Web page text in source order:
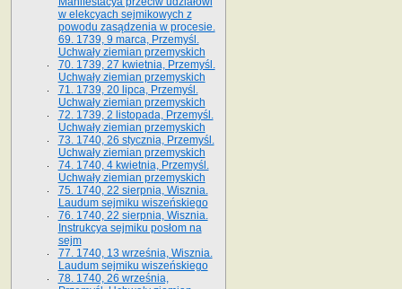
w elekcyach sejmikowych z
powodu zasądzenia w procesie.
69. 1739, 9 marca, Przemyśl.
Uchwały ziemian przemyskich
70. 1739, 27 kwietnia, Przemyśl.
Uchwały ziemian przemyskich
71. 1739, 20 lipca, Przemyśl.
Uchwały ziemian przemyskich
72. 1739, 2 listopada, Przemyśl.
Uchwały ziemian przemyskich
73. 1740, 26 stycznia, Przemyśl.
Uchwały ziemian przemyskich
74. 1740, 4 kwietnia, Przemyśl.
Uchwały ziemian przemyskich
75. 1740, 22 sierpnia, Wisznia.
Laudum sejmiku wiszeńskiego
76. 1740, 22 sierpnia, Wisznia.
Instrukcya sejmiku posłom na
sejm
77. 1740, 13 września, Wisznia.
Laudum sejmiku wiszeńskiego
78. 1740, 26 września,